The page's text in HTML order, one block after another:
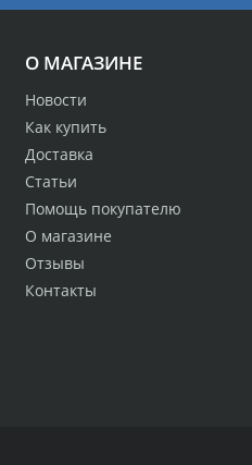
О МАГАЗИНЕ
Новости
Как купить
Доставка
Статьи
Помощь покупателю
О магазине
Отзывы
Контакты